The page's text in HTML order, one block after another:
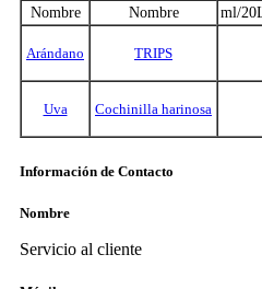
Nombre Nombre ml/
Arándano TRIPS
Uva Cochinilla harinosa
Información de Contacto
Nombre
Servicio al cliente